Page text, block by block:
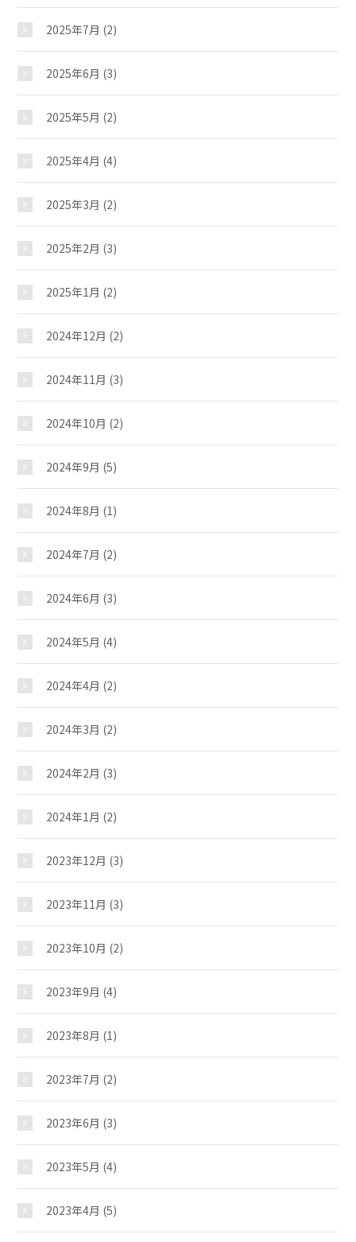
安原児童館
おしらせ
イベント
スケジュール
施設紹介
ギャラリー
教室紹介
夢ステーション
2025年7月 (2)
2025年6月 (3)
2025年5月 (2)
2025年4月 (4)
2025年3月 (2)
2025年2月 (3)
2025年1月 (2)
2024年12月 (2)
2024年11月 (3)
2024年10月 (2)
2024年9月 (5)
2024年8月 (1)
2024年7月 (2)
2024年6月 (3)
2024年5月 (4)
2024年4月 (2)
2024年3月 (2)
2024年2月 (3)
2024年1月 (2)
2023年12月 (3)
2023年11月 (3)
2023年10月 (2)
2023年9月 (4)
2023年8月 (1)
2023年7月 (2)
2023年6月 (3)
2023年5月 (4)
2023年4月 (5)